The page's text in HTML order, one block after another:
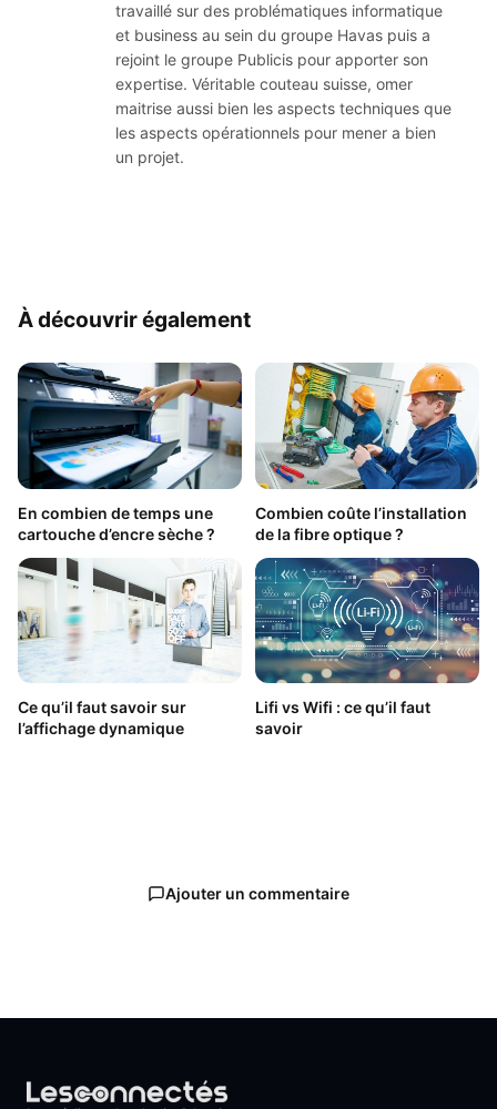
travaillé sur des problématiques informatique
et business au sein du groupe Havas puis a
rejoint le groupe Publicis pour apporter son
expertise. Véritable couteau suisse, omer
maitrise aussi bien les aspects techniques que
les aspects opérationnels pour mener a bien
un projet.
À découvrir également
En combien de temps une
cartouche d’encre sèche ?
Combien coûte l’installation
de la fibre optique ?
Ce qu’il faut savoir sur
l’affichage dynamique
Lifi vs Wifi : ce qu’il faut
savoir
Ajouter un commentaire